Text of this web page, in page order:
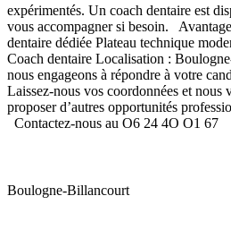
expérimentés. Un coach dentaire est
vous accompagner si besoin.
dentaire dédiée Plateau technique
Coach dentaire Localisation :
nous engageons à répondre à votre
Laissez-nous vos coordonnées et nous
proposer d’autres opportunités
Contactez-nous au O6 24 4O O1 67
Boulogne-Billancourt